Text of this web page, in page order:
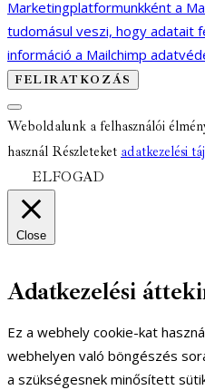
Marketingplatformunkként a
tudomásul veszi, hogy adatait
információ a Mailchimp
Weboldalunk a felhasználói
használ Részleteket adatkezelési
ELFOGAD
Close
Adatkezelési
Ez a webhely cookie-kat
webhelyen való böngészés
a szükségesnek minősített